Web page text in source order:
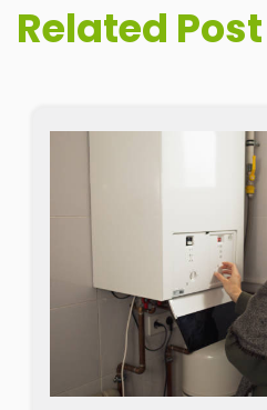
Related Post